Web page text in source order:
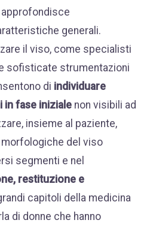
generali.
il viso, come specialisti
sofisticate strumentazioni
di individuare
in fase iniziale non visibili ad
insieme al paziente,
del viso
segmenti e nel
restituzione e
capitoli della medicina